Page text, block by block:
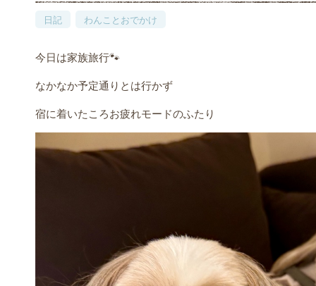
日記 わんことおでかけ
今日は家族旅行🐾
なかなか予定通りとは行かず
宿に着いたころお疲れモードのふたり